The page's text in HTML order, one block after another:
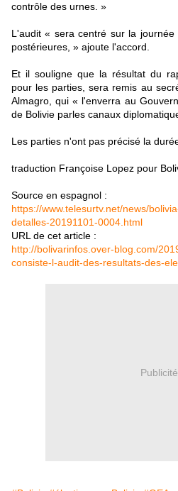
contrôle des urnes. »
L'audit « sera centré sur la
postérieures, » ajoute l'accord.
Et il souligne que la résultat du
pour les parties, sera remis au
Almagro, qui « l'enverra au
de Bolivie parles canaux
Les parties n'ont pas précisé la
traduction Françoise Lopez pour
Source en espagnol :
https://www.telesurtv.net/news/
detalles-20191101-0004.html
URL de cet article :
http://bolivarinfos.over-blog.com/
consiste-l-audit-des-resultats-des-
Publicité